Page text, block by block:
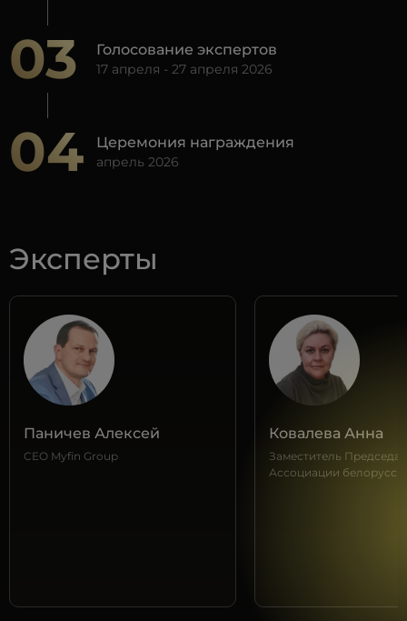
Поддержка регионов
Лидер цифровых решений
ESG-ориентированный банк
Мобильное приложение для физических
лиц
Мобильное приложение для юридических
03 Голосование экспертов
17 апреля - 27 апреля 2026
04 Церемония награждения
апрель 2026
Эксперты
Паничев Алексей
CEO Myfin Group
Ковалева Анна
Заместитель
Ассоциации